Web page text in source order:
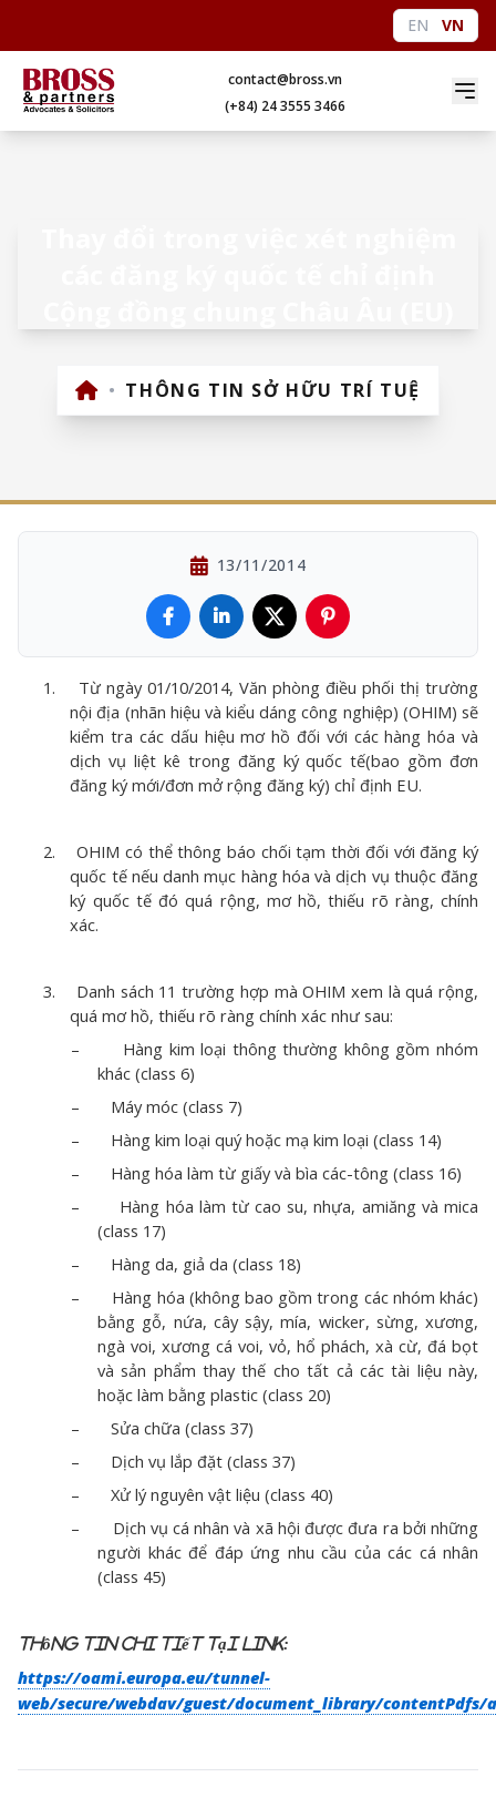
EN VN
contact@bross.vn
(+84) 24 3555 3466
• THÔNG TIN SỞ HỮU TRÍ TUỆ
13/11/2014
1.
Từ ngày 01/10/2014, Văn phòng điều phối thị trường
nội địa (nhãn hiệu và kiểu dáng công nghiệp) (OHIM) sẽ
kiểm tra các dấu hiệu mơ hồ đối với các hàng hóa và
dịch vụ liệt kê trong đăng ký quốc tế(bao gồm đơn
đăng ký mới/đơn mở rộng đăng ký) chỉ định EU.
2.
OHIM có thể thông báo chối tạm thời đối với đăng ký
quốc tế nếu danh mục hàng hóa và dịch vụ thuộc đăng
ký quốc tế đó quá rộng, mơ hồ, thiếu rõ ràng, chính
xác.
3.
Danh sách 11 trường hợp mà OHIM xem là quá rộng,
quá mơ hồ, thiếu rõ ràng chính xác như sau:
–
Hàng kim loại thông thường không gồm nhóm
khác (class 6)
–
Máy móc (class 7)
–
Hàng kim loại quý hoặc mạ kim loại (class 14)
–
Hàng hóa làm từ giấy và bìa các-tông (class 16)
–
Hàng hóa làm từ cao su, nhựa, amiăng và mica
(class 17)
–
Hàng da, giả da (class 18)
–
Hàng hóa (không bao gồm trong các nhóm khác)
bằng gỗ, nứa, cây sậy, mía, wicker, sừng, xương,
ngà voi, xương cá voi, vỏ, hổ phách, xà cừ, đá bọt
và sản phẩm thay thế cho tất cả các tài liệu này,
hoặc làm bằng plastic (class 20)
–
Sửa chữa (class 37)
–
Dịch vụ lắp đặt (class 37)
–
Xử lý nguyên vật liệu (class 40)
–
Dịch vụ cá nhân và xã hội được đưa ra bởi những
người khác để đáp ứng nhu cầu của các cá nhân
(class 45)
Thông tin chi tiết tại link:
https://oami.europa.eu/tunnel-
web/secure/webdav/guest/document_library/